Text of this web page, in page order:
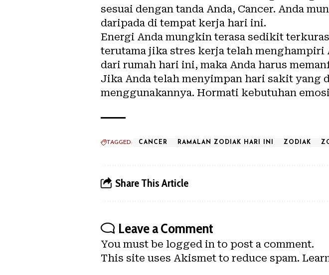
sesuai dengan tanda Anda, Cancer. Anda
daripada di tempat kerja hari ini.
Energi Anda mungkin terasa sedikit
terutama jika stres kerja telah
dari rumah hari ini, maka Anda harus
Jika Anda telah menyimpan hari sakit yang
menggunakannya. Hormati kebutuhan
TAGGED: CANCER RAMALAN ZODIAK HARI INI ZODIAK
Share This Article
Leave a Comment
You must be logged in to post a comment.
This site uses Akismet to reduce spam.